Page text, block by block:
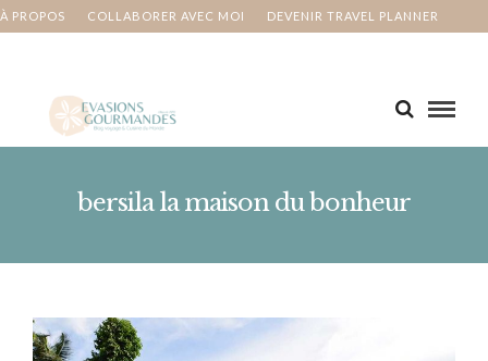
À PROPOS COLLABORER AVEC MOI DEVENIR TRAVEL PLANNER
bersila la maison du bonheur